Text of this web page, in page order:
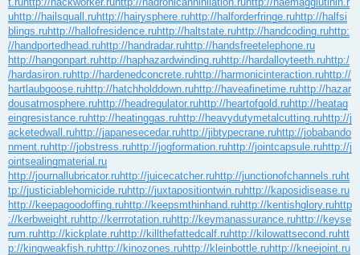
uhttp://hailsquall.ruhttp://hairysphere.ruhttp://halforderfringe.ruhttp://halfsi
blings.ruhttp://hallofresidence.ruhttp://haltstate.ruhttp://handcoding.ruhttp:
//handportedhead.ruhttp://handradar.ruhttp://handsfreetelephone.ru
http://hangonpart.ruhttp://haphazardwinding.ruhttp://hardalloyteeth.ruhttp:/
/hardasiron.ruhttp://hardenedconcrete.ruhttp://harmonicinteraction.ruhttp://
hartlaubgoose.ruhttp://hatchholddown.ruhttp://haveafinetime.ruhttp://hazar
dousatmosphere.ruhttp://headregulator.ruhttp://heartofgold.ruhttp://heatag
eingresistance.ruhttp://heatinggas.ruhttp://heavydutymetalcutting.ruhttp://j
acketedwall.ruhttp://japanesecedar.ruhttp://jibtypecrane.ruhttp://jobabando
nment.ruhttp://jobstress.ruhttp://jogformation.ruhttp://jointcapsule.ruhttp://j
ointsealingmaterial.ru
http://journallubricator.ruhttp://juicecatcher.ruhttp://junctionofchannels.ruht
tp://justiciablehomicide.ruhttp://juxtapositiontwin.ruhttp://kaposidisease.ru
http://keepagoodoffing.ruhttp://keepsmthinhand.ruhttp://kentishglory.ruhttp
://kerbweight.ruhttp://kerrrotation.ruhttp://keymanassurance.ruhttp://keyse
rum.ruhttp://kickplate.ruhttp://killthefattedcalf.ruhttp://kilowattsecond.ruhtt
p://kingweakfish.ruhttp://kinozones.ruhttp://kleinbottle.ruhttp://kneejoint.ru